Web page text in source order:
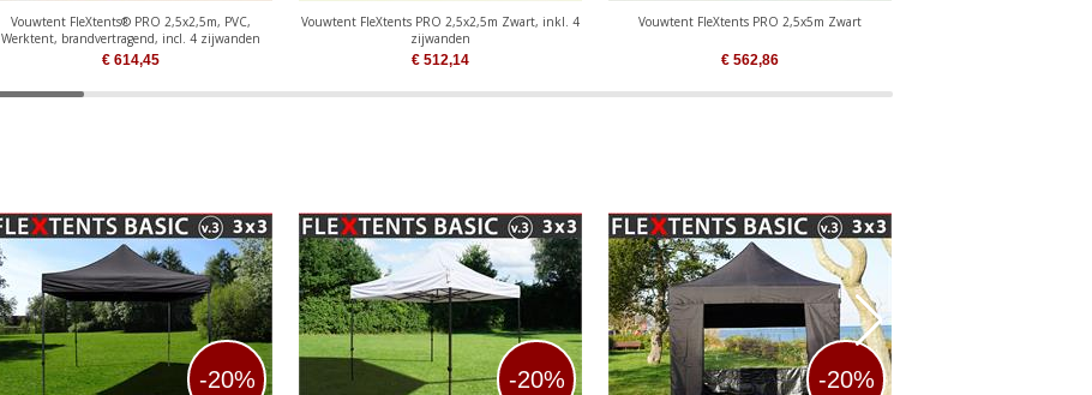
Vouwtent FleXtents® PRO 2,5x2,5m, PVC,
Werktent, brandvertragend, incl. 4 zijwanden
€ 614,45
Vouwtent FleXtents PRO 2,5x2,5m Zwart, inkl. 4
zijwanden
€ 512,14
Vouwtent FleXtents PRO 2,5x5m Zwart
€ 562,86
-20% -20% -20%